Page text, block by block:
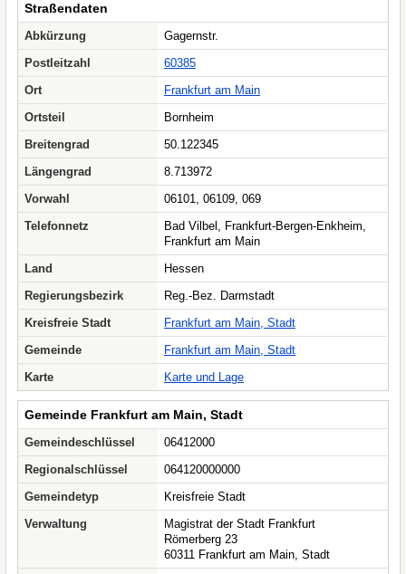
Straßendaten
Abkürzung
Gagernstr.
Postleitzahl
60385
Ort
Frankfurt am Main
Ortsteil
Bornheim
Breitengrad
50.122345
Längengrad
8.713972
Vorwahl
06101, 06109, 069
Telefonnetz
Bad Vilbel, Frankfurt-Bergen-Enkheim,
Frankfurt am Main
Land
Hessen
Regierungsbezirk
Reg.-Bez. Darmstadt
Kreisfreie Stadt
Frankfurt am Main, Stadt
Gemeinde
Frankfurt am Main, Stadt
Karte
Karte und Lage
Gemeinde Frankfurt am Main, Stadt
Gemeindeschlüssel
06412000
Regionalschlüssel
064120000000
Gemeindetyp
Kreisfreie Stadt
Verwaltung
Magistrat der Stadt Frankfurt
Römerberg 23
60311 Frankfurt am Main, Stadt